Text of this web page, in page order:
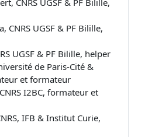
CNRS UGSF & PF Bilille,
UGSF & PF Bilille, helper
de Paris-Cité &
et formateur
I2BC, formateur et
IFB & Institut Curie,